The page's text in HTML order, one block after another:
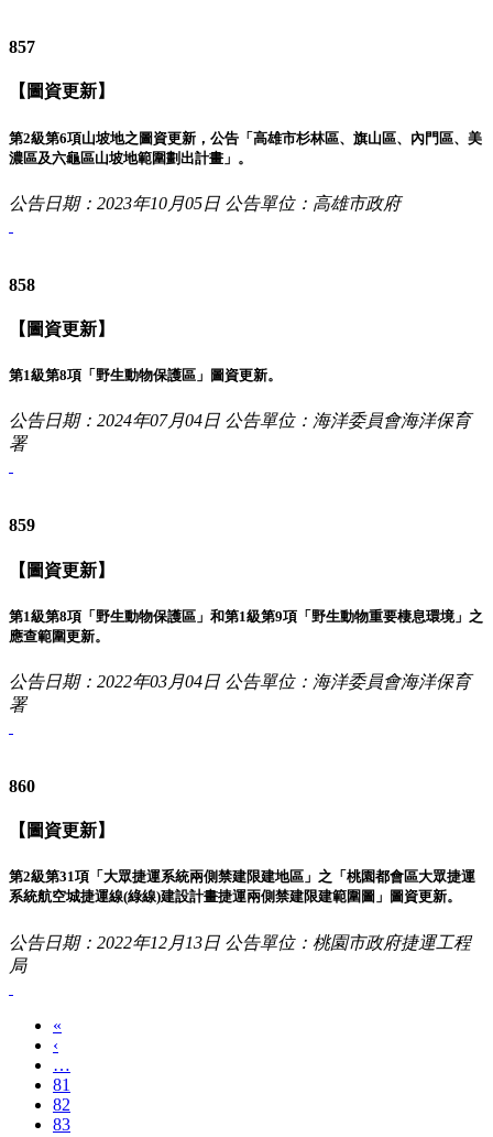
857
【圖資更新】
第2級第6項山坡地之圖資更新，公告「高雄市杉林區、旗山區、內門區、美
濃區及六龜區山坡地範圍劃出計畫」。
公告日期：2023年10月05日 公告單位：高雄市政府
858
【圖資更新】
第1級第8項「野生動物保護區」圖資更新。
公告日期：2024年07月04日 公告單位：海洋委員會海洋保育
署
859
【圖資更新】
第1級第8項「野生動物保護區」和第1級第9項「野生動物重要棲息環境」之
應查範圍更新。
公告日期：2022年03月04日 公告單位：海洋委員會海洋保育
署
860
【圖資更新】
第2級第31項「大眾捷運系統兩側禁建限建地區」之「桃園都會區大眾捷運
系統航空城捷運線(綠線)建設計畫捷運兩側禁建限建範圍圖」圖資更新。
公告日期：2022年12月13日 公告單位：桃園市政府捷運工程
局
«
‹
…
81
82
83